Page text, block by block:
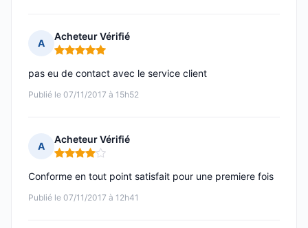
A
Acheteur Vérifié
Note : 5 sur 5
Publié le 07/11/2017 à 15h52
pas eu de contact avec le service client
A
Acheteur Vérifié
Note : 4 sur 5
Publié le 07/11/2017 à 12h41
Conforme en tout point satisfait pour une premiere fois